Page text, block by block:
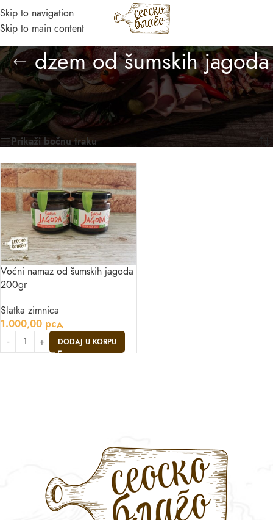
Skip to navigation
Skip to main content
MENI
dzem od šumskih jagoda
Početna/Prirodni domaći proizvodi
/
Proizvod označen „dzem od šumskih jagoda“
Prikazan jedan rezultat
Prikaži bočnu traku
Voćni namaz od šumskih jagoda
200gr
Slatka zimnica
1.000,00 рсд
DODAJ U KORPU
Asistent
● Dostupan — Seosko blago